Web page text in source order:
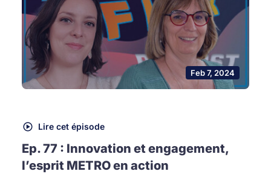
Feb 7, 2024
Lire cet épisode
Ep. 77 : Innovation et engagement,
l’esprit METRO en action